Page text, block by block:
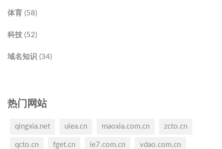
体育 (58)
科技 (52)
域名知识 (34)
热门网站
qingxia.net uiea.cn maoxia.com.cn zcto.cn
qcto.cn fget.cn ie7.com.cn vdao.com.cn